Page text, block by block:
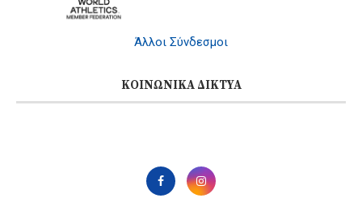
Άλλοι Σύνδεσμοι
ΚΟΙΝΩΝΙΚΆ ΔΊΚΤΥΑ